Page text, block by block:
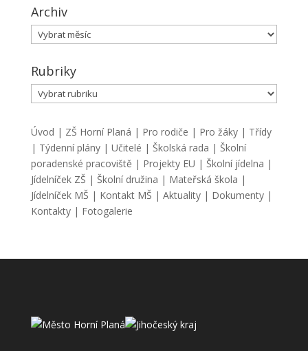
Archiv
Archiv
Rubriky
Rubriky
Úvod | ZŠ Horní Planá | Pro rodiče | Pro žáky| Třídy
| Týdenní plány| Učitelé | Školská rada | Školní
poradenské pracoviště | Projekty EU | Školní jídelna |
Jídelníček ZŠ | Školní družina | Mateřská škola |
Jídelníček MŠ | Kontakt MŠ | Aktuality| Dokumenty|
Kontakty| Fotogalerie